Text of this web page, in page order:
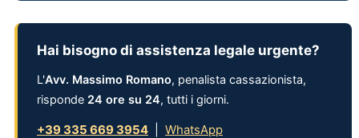
Hai bisogno di assistenza legale urgente?
L'Avv. Massimo Romano, penalista cassazionista,
risponde 24 ore su 24, tutti i giorni.
+39 335 669 3954
WhatsApp